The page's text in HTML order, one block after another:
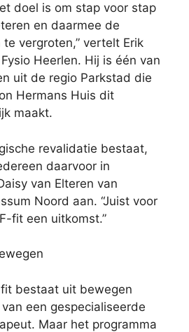
doel is om stap voor stap
en daarmee de
vergroten,” vertelt Erik
Heerlen. Hij is één van
uit de regio Parkstad die
Hermans Huis dit
maakt.
revalidatie bestaat,
daarvoor in
van Elteren van
Noord aan. “Juist voor
fit een uitkomst.”
fit bestaat uit bewegen
een gespecialiseerde
Maar het programma